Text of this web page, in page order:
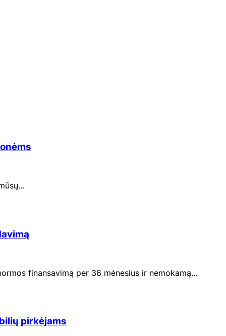
finansavimą per 36 mėnesius ir nemokamą…
pirkėjams